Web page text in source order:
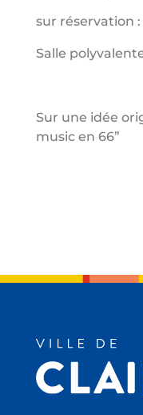
sur réservation
Salle
Sur une idée
music en 66”